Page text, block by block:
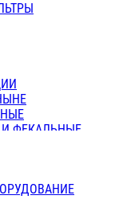
/
РЕЗЬБОЙ
ДВУХСЛ.
ФЕКАЛЬНЫЕ